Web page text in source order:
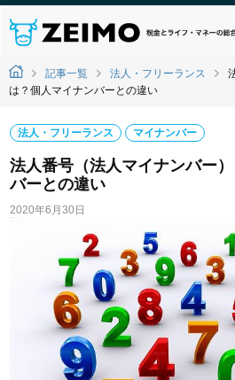
記事一覧 法人・フリーランス
は？個人マイナンバーとの違い
法人・フリーランス マイナンバー
法人番号（法人マイナンバー
バーとの違い
2020年6月30日